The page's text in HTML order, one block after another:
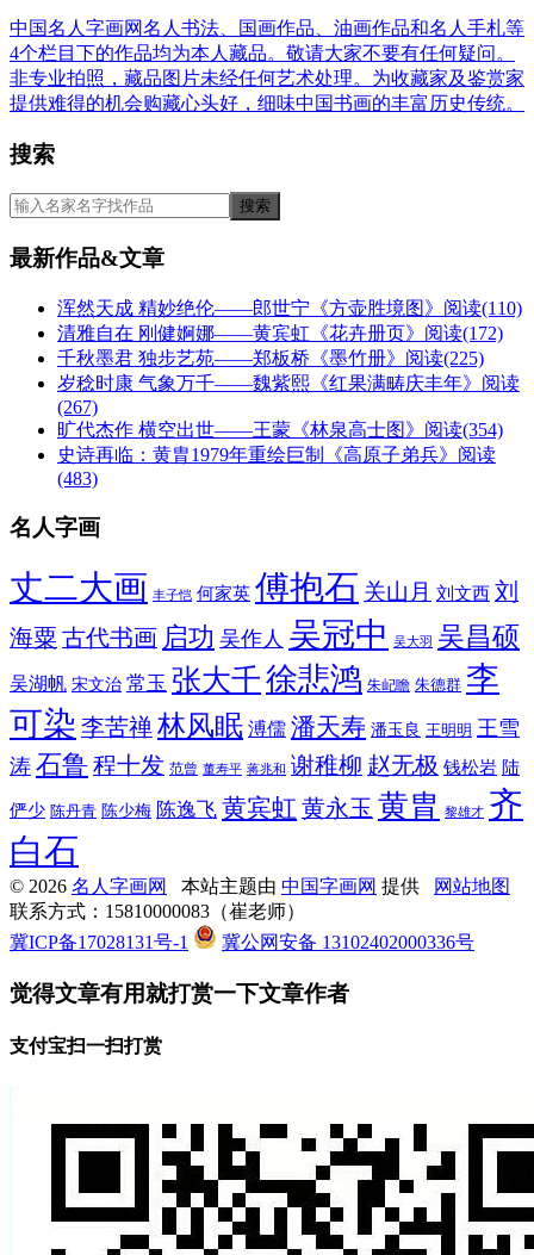
中国名人字画网名人书法、国画作品、油画作品和名人手札等
4个栏目下的作品均为本人藏品。敬请大家不要有任何疑问。
非专业拍照，藏品图片未经任何艺术处理。为收藏家及鉴赏家
提供难得的机会购藏心头好，细味中国书画的丰富历史传统。
搜索
最新作品&文章
浑然天成 精妙绝伦——郎世宁《方壶胜境图》 阅读(110)
清雅自在 刚健婀娜——黄宾虹《花卉册页》 阅读(172)
千秋墨君 独步艺苑——郑板桥《墨竹册》 阅读(225)
岁稔时康 气象万千——魏紫熙《红果满畴庆丰年》 阅读
(267)
旷代杰作 横空出世——王蒙《林泉高士图》 阅读(354)
史诗再临：黄胄1979年重绘巨制《高原子弟兵》 阅读
(483)
名人字画
丈二大画 丰子恺 何家英 傅抱石 关山月 刘文西 刘
海粟 古代书画 启功 吴作人 吴冠中 吴大羽 吴昌硕
吴湖帆 宋文治 常玉 张大千徐悲鸿 朱屺瞻 朱德群 李
可染 李苦禅林风眠 溥儒 潘天寿 潘玉良 王明明 王雪
涛 石鲁 程十发 范曾 董寿平 蒋兆和 谢稚柳 赵无极 钱松岩 陆
俨少 陈丹青 陈少梅 陈逸飞 黄宾虹 黄永玉 黄胄 黎雄才 齐
白石
© 2026 名人字画网 本站主题由 中国字画网 提供
网站地图
联系方式：15810000083（崔老师）
冀ICP备17028131号-1
冀公网安备 13102402000336号
觉得文章有用就打赏一下文章作者
支付宝扫一扫打赏